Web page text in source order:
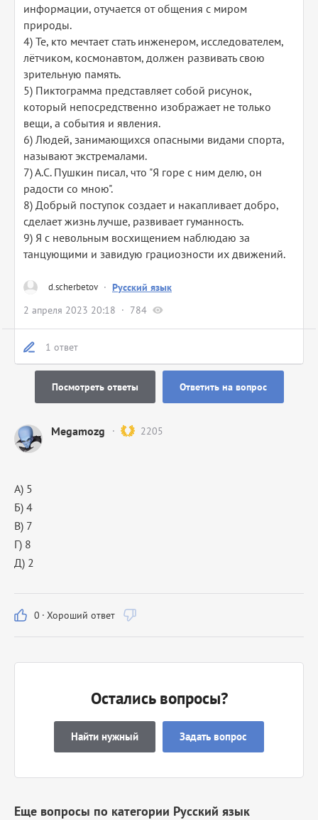
d.scherbetov · Русский язык
2 апреля 2023 20:18
784
информации, отучается от общения с миром
природы.
4) Те, кто мечтает стать инженером, исследователем,
лётчиком, космонавтом, должен развивать свою
зрительную память.
5) Пиктограмма представляет собой рисунок,
который непосредственно изображает не только
вещи, а события и явления.
6) Людей, занимающихся опасными видами спорта,
называют экстремалами.
7) А.С. Пушкин писал, что "Я горе с ним делю, он
радости со мною".
8) Добрый поступок создает и накапливает добро,
сделает жизнь лучше, развивает гуманность.
9) Я с невольным восхищением наблюдаю за
танцующими и завидую грациозности их движений.
1 ответ
Посмотреть ответы Ответить на вопрос
Megamozg 2205
А) 5
Б) 4
В) 7
Г) 8
Д) 2
0 · Хороший ответ
Остались вопросы?
Найти нужный Задать вопрос
Еще вопросы по категории Русский язык